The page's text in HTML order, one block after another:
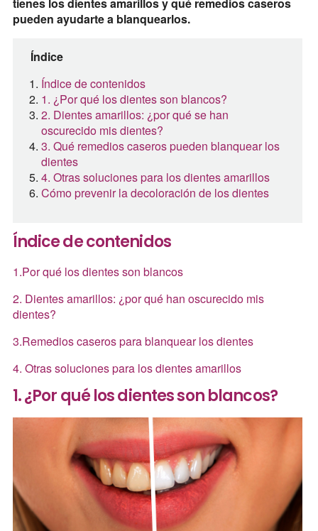
tienes los dientes amarillos y qué remedios caseros
pueden ayudarte a blanquearlos.
Índice
Índice de contenidos
1. ¿Por qué los dientes son blancos?
2. Dientes amarillos: ¿por qué se han
oscurecido mis dientes?
3. Qué remedios caseros pueden blanquear los
dientes
4. Otras soluciones para los dientes amarillos
Cómo prevenir la decoloración de los dientes
Índice de contenidos
1.Por qué los dientes son blancos
2. Dientes amarillos: ¿por qué han oscurecido mis
dientes?
3.Remedios caseros para blanquear los dientes
4. Otras soluciones para los dientes amarillos
1. ¿Por qué los dientes son blancos?